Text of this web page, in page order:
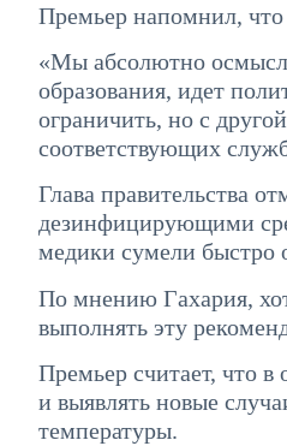
Премьер напомнил, что
«Мы абсолютно
образования, идет
ограничить, но с
соответствующих
Глава правительства
дезинфицирующими
медики сумели быстро
По мнению Гахария,
выполнять эту
Премьер считает, что в
и выявлять новые
температуры.